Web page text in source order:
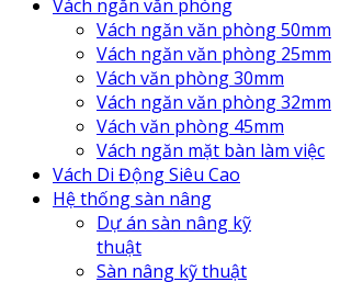
Vách ngăn văn phòng
Vách ngăn văn phòng 50mm
Vách ngăn văn phòng 25mm
Vách văn phòng 30mm
Vách ngăn văn phòng 32mm
Vách văn phòng 45mm
Vách ngăn mặt bàn làm việc
Vách Di Động Siêu Cao
Hệ thống sàn nâng
Dự án sàn nâng kỹ
thuật
Sàn nâng kỹ thuật